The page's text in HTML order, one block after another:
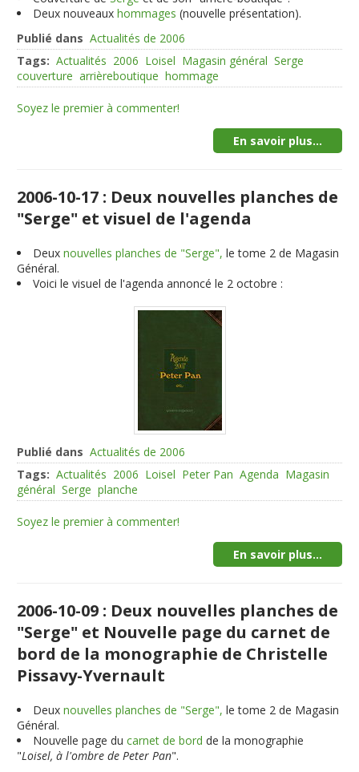
Deux nouveauxhommages (nouvelle présentation).
Publié dans Actualités de 2006
Tags: Actualités 2006 Loisel Magasin général Serge
couverture arrièreboutique hommage
Soyez le premier à commenter!
En savoir plus...
2006-10-17 : Deux nouvelles planches de
"Serge" et visuel de l'agenda
Deux nouvelles planches de "Serge", le tome 2 de Magasin
Général.
Voici le visuel de l'agenda annoncé le 2 octobre :
Publié dans Actualités de 2006
Tags: Actualités 2006 Loisel Peter Pan Agenda Magasin
général Serge planche
Soyez le premier à commenter!
En savoir plus...
2006-10-09 : Deux nouvelles planches de
"Serge" et Nouvelle page du carnet de
bord de la monographie de Christelle
Pissavy-Yvernault
Deux nouvelles planches de "Serge", le tome 2 de Magasin
Général.
Nouvelle page ducarnet de bord de la monographie
"Loisel, à l'ombre de Peter Pan".